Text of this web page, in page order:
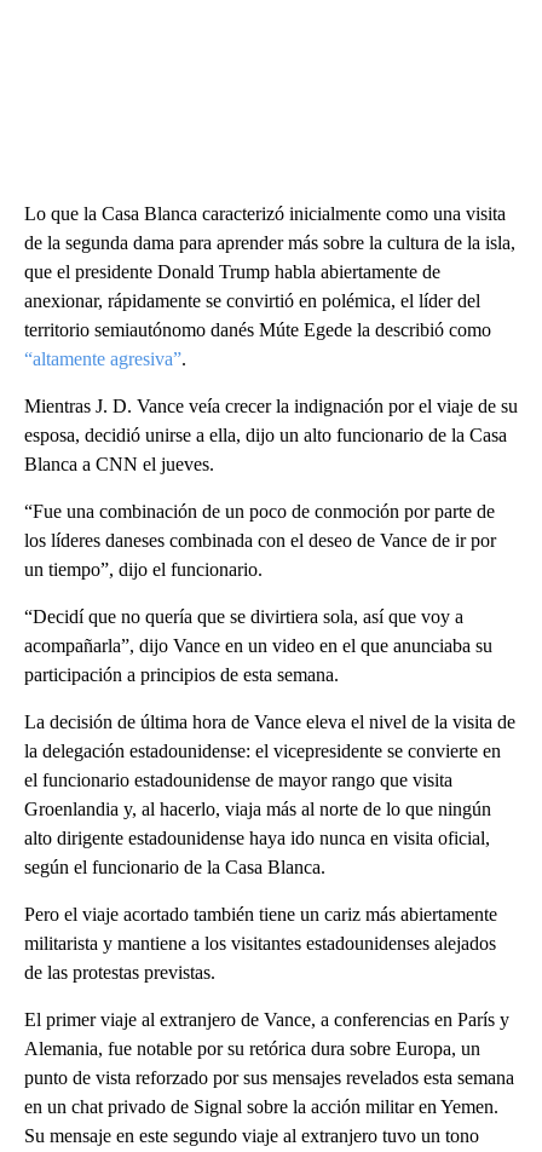
Lo que la Casa Blanca caracterizó inicialmente como una visita
de la segunda dama para aprender más sobre la cultura de la isla,
que el presidente Donald Trump habla abiertamente de
anexionar, rápidamente se convirtió en polémica, el líder del
territorio semiautónomo danés Múte Egede la describió como
“altamente agresiva”.
Mientras J. D. Vance veía crecer la indignación por el viaje de su
esposa, decidió unirse a ella, dijo un alto funcionario de la Casa
Blanca a CNN el jueves.
“Fue una combinación de un poco de conmoción por parte de
los líderes daneses combinada con el deseo de Vance de ir por
un tiempo”, dijo el funcionario.
“Decidí que no quería que se divirtiera sola, así que voy a
acompañarla”, dijo Vance en un video en el que anunciaba su
participación a principios de esta semana.
La decisión de última hora de Vance eleva el nivel de la visita de
la delegación estadounidense: el vicepresidente se convierte en
el funcionario estadounidense de mayor rango que visita
Groenlandia y, al hacerlo, viaja más al norte de lo que ningún
alto dirigente estadounidense haya ido nunca en visita oficial,
según el funcionario de la Casa Blanca.
Pero el viaje acortado también tiene un cariz más abiertamente
militarista y mantiene a los visitantes estadounidenses alejados
de las protestas previstas.
El primer viaje al extranjero de Vance, a conferencias en París y
Alemania, fue notable por su retórica dura sobre Europa, un
punto de vista reforzado por sus mensajes revelados esta semana
en un chat privado de Signal sobre la acción militar en Yemen.
Su mensaje en este segundo viaje al extranjero tuvo un tono